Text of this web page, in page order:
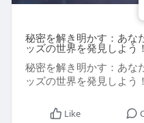
秘密を解き明かす：あな
ッズの世界を発見しよう！
秘密を解き明かす：あな
ッズの世界を発見しよう！
Like